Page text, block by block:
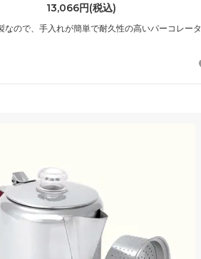
13,066円(税込)
なので、手入れが簡単で耐久性の高いパーコレータ